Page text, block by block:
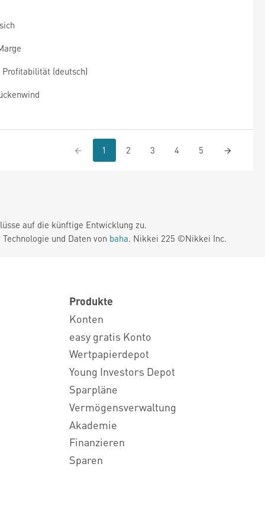
(deutsch)
1 2 3 4 5
auf die künftige Entwicklung zu.
und Daten von baha. Nikkei 225 ©Nikkei Inc.
Produkte
Konten
easy gratis Konto
Wertpapierdepot
Young Investors Depot
Sparpläne
Vermögensverwaltung
Akademie
Finanzieren
Sparen